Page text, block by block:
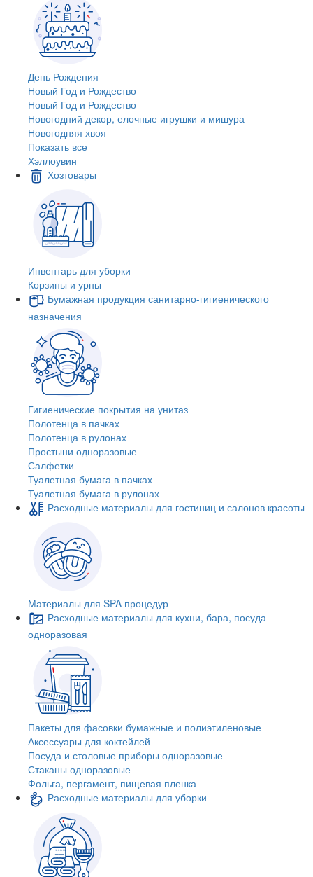
День Рождения
Новый Год и Рождество
Новый Год и Рождество
Новогодний декор, елочные игрушки и мишура
Новогодняя хвоя
Показать все
Хэллоувин
Хозтовары
Инвентарь для уборки
Корзины и урны
Бумажная продукция санитарно-гигиенического
назначения
Гигиенические покрытия на унитаз
Полотенца в пачках
Полотенца в рулонах
Простыни одноразовые
Салфетки
Туалетная бумага в пачках
Туалетная бумага в рулонах
Расходные материалы для гостиниц и салонов красоты
Материалы для SPA процедур
Расходные материалы для кухни, бара, посуда
одноразовая
Пакеты для фасовки бумажные и полиэтиленовые
Аксессуары для коктейлей
Посуда и столовые приборы одноразовые
Стаканы одноразовые
Фольга, пергамент, пищевая пленка
Расходные материалы для уборки